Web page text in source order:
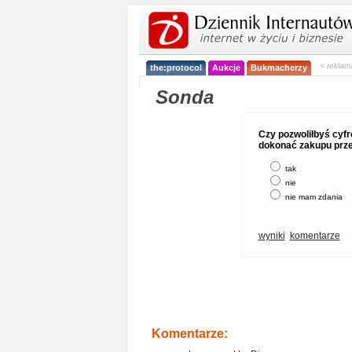
the:protocol Aukcje Bukmacherzy <
Sonda
Czy pozwoliłbyś
dokonać zakupu
tak
nie
nie mam zdania
wyniki komentarze
Komentarze: